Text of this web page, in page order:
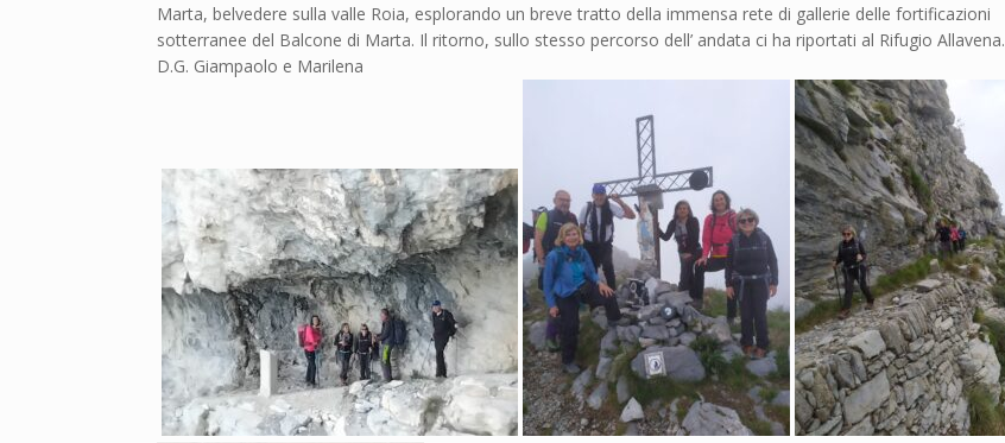
Marta, belvedere sulla valle Roia, esplorando un breve tratto della immensa rete di gallerie delle fortificazioni
sotterranee del Balcone di Marta. Il ritorno, sullo stesso percorso dell’ andata ci ha riportati al Rifugio Allavena.
D.G. Giampaolo e Marilena